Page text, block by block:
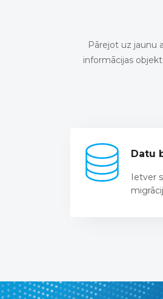
Pārejot uz jaunu
informācijas
Datu
Ietver